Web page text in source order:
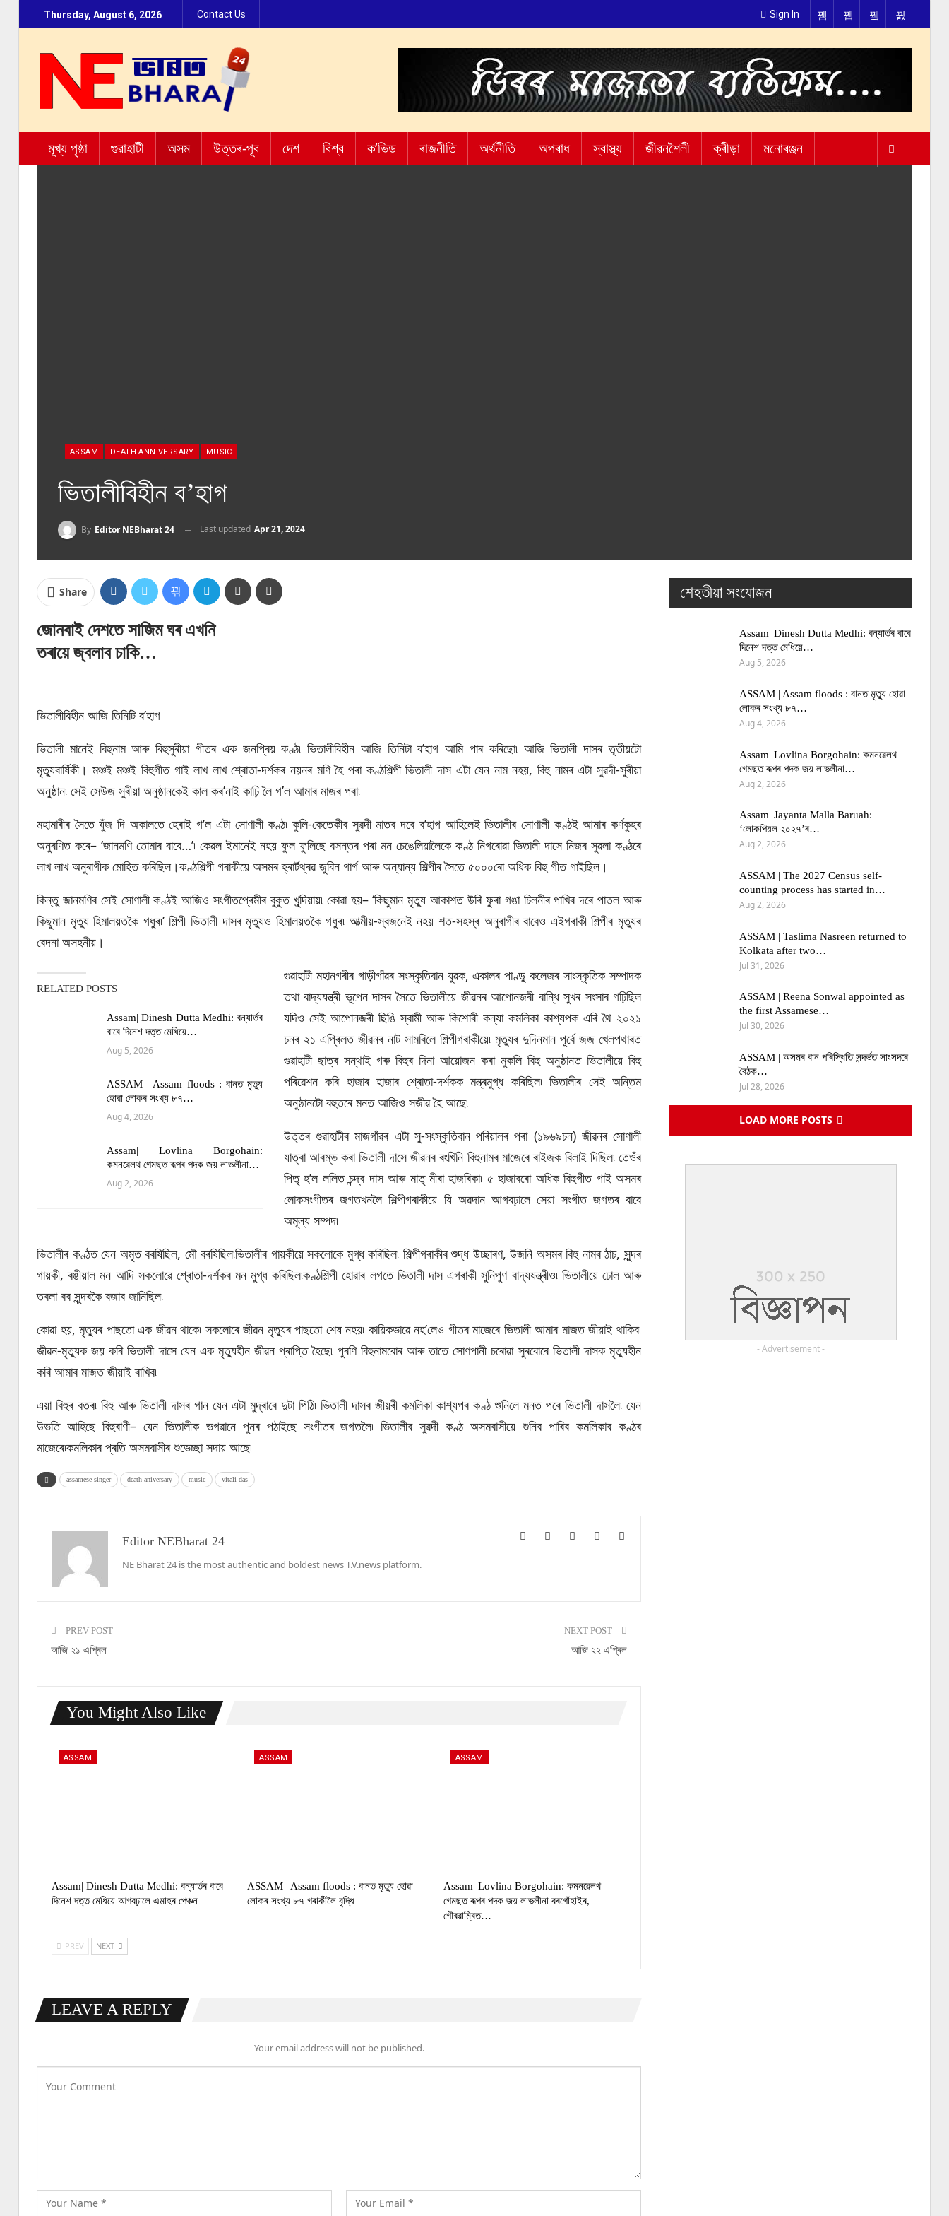
Sign In
Thursday, August 6, 2026 Contact Us
মূখ্য পৃষ্ঠা গুৱাহাটী অসম উত্তৰ-পূব দেশ বিশ্ব ক’ভিড ৰাজনীতি অৰ্থনীতি অপৰাধ স্বাস্থ্য জীৱনশৈলী ক্ৰীড়া মনোৰঞ্জন
ASSAM DEATH ANNIVERSARY MUSIC
ভিতালীবিহীন ব’হাগ
By Editor NEBharat 24 Last updated Apr 21, 2024
Share
জোনবাই দেশতে সাজিম ঘৰ এখনি
তৰায়ে জ্বলাব চাকি…
ভিতালীবিহীন আজি তিনিটি ব’হাগ
ভিতালী মানেই বিহুনাম আৰু বিহুসুৰীয়া গীতৰ এক জনপ্ৰিয় কণ্ঠ৷ ভিতালীবিহীন আজি তিনিটা ব’হাগ আমি পাৰ কৰিছো৷ আজি ভিতালী দাসৰ তৃতীয়টো
মৃত্যুবাৰ্ষিকী। মঞ্চই মঞ্চই বিহুগীত গাই লাখ লাখ শ্ৰোতা-দৰ্শকৰ নয়নৰ মণি হৈ পৰা কণ্ঠশিল্পী ভিতালী দাস এটা যেন নাম নহয়, বিহু নামৰ এটা সুৱদী-সুৰীয়া
অনুষ্ঠান৷ সেই সেউজ সুৰীয়া অনুষ্ঠানকেই কাল কৰ’নাই কাঢ়ি লৈ গ’ল আমাৰ মাজৰ পৰা৷
মহামাৰীৰ সৈতে যুঁজ দি অকালতে হেৰাই গ’ল এটা সোণালী কণ্ঠ৷ কুলি-কেতেকীৰ সুৱদী মাতৰ দৰে ব’হাগ আহিলেই ভিতালীৰ সোণালী কণ্ঠই আমাৰ কৰ্ণকুহৰ
অনুৰণিত কৰে– ‘জানমণি তোমাৰ বাবে…’৷ কেৱল ইমানেই নহয় ফুল ফুলিছে বসন্তৰ পৰা মন চেঙেলিয়ালৈকে কণ্ঠ নিগৰোৱা ভিতালী দাসে নিজৰ সুৱলা কণ্ঠৰে
লাখ লাখ অনুৰাগীক মোহিত কৰিছিল।কণ্ঠশিল্পী গৰাকীয়ে অসমৰ হ্ৰাৰ্টথ্ৰৱ জুবিন গাৰ্গ আৰু অন্যান্য শিল্পীৰ সৈতে ৫০০০ৰো অধিক বিহু গীত গাইছিল।
কিন্তু জানমণিৰ সেই সোণালী কণ্ঠই আজিও সংগীতপ্ৰেমীৰ বুকুত খুন্দিয়ায়৷ কোৱা হয়– ‘কিছুমান মৃত্যু আকাশত উৰি ফুৰা গঙা চিলনীৰ পাখিৰ দৰে পাতল আৰু
কিছুমান মৃত্যু হিমালয়তকৈ গধুৰ৷’ শিল্পী ভিতালী দাসৰ মৃত্যুও হিমালয়তকৈ গধুৰ৷ আত্মীয়-স্বজনেই নহয় শত-সহস্ৰ অনুৰাগীৰ বাবেও এইগৰাকী শিল্পীৰ মৃত্যুৰ
বেদনা অসহনীয়।
RELATED POSTS
Assam| Dinesh Dutta Medhi: বন্যাৰ্তৰ
বাবে দিনেশ দত্ত মেধিয়ে…
Aug 5, 2026
ASSAM | Assam floods : বানত মৃত্যু
হোৱা লোকৰ সংখ্য ৮৭…
Aug 4, 2026
Assam| Lovlina Borgohain:
কমনৱেলথ গেমছত ৰূপৰ পদক জয় লাভলীনা…
Aug 2, 2026
গুৱাহাটী মহানগৰীৰ গাড়ীগাঁৱৰ সংস্কৃতিবান যুৱক, একালৰ পাণ্ডু কলেজৰ সাংস্কৃতিক সম্পাদক
তথা বাদ্যযন্ত্ৰী ভূপেন দাসৰ সৈতে ভিতালীয়ে জীৱনৰ আপোনজৰী বান্ধি সুখৰ সংসাৰ গঢ়িছিল
যদিও সেই আপোনজৰী ছিঙি স্বামী আৰু কিশোৰী কন্যা কমলিকা কাশ্যপক এৰি থৈ ২০২১
চনৰ ২১ এপ্ৰিলত জীৱনৰ নাট সামৰিলে শিল্পীগৰাকীয়ে৷ মৃত্যুৰ দুদিনমান পূৰ্বে জজ খেলপথাৰত
গুৱাহাটী ছাত্ৰ সন্থাই গৰু বিহুৰ দিনা আয়োজন কৰা মুকলি বিহু অনুষ্ঠানত ভিতালীয়ে বিহু
পৰিৱেশন কৰি হাজাৰ হাজাৰ শ্ৰোতা-দৰ্শকক মন্ত্ৰমুগ্ধ কৰিছিল৷ ভিতালীৰ সেই অন্তিম
অনুষ্ঠানটো বহুতৰে মনত আজিও সজীৱ হৈ আছে৷
উত্তৰ গুৱাহাটীৰ মাজগাঁৱৰ এটা সু-সংস্কৃতিবান পৰিয়ালৰ পৰা (১৯৬৯চন) জীৱনৰ সোণালী
যাত্ৰা আৰম্ভ কৰা ভিতালী দাসে জীৱনৰ ৰংখিনি বিহুনামৰ মাজেৰে ৰাইজক বিলাই দিছিল৷ তেওঁৰ
পিতৃ হ’ল ললিত চন্দ্ৰ দাস আৰু মাতৃ মীৰা হাজৰিকা৷ ৫ হাজাৰৰো অধিক বিহুগীত গাই অসমৰ
লোকসংগীতৰ জগতখনলৈ শিল্পীগৰাকীয়ে যি অৱদান আগবঢ়ালে সেয়া সংগীত জগতৰ বাবে
অমূল্য সম্পদ৷
ভিতালীৰ কণ্ঠত যেন অমৃত বৰষিছিল, মৌ বৰষিছিল৷ভিতালীৰ গায়কীয়ে সকলোকে মুগ্ধ কৰিছিল৷ শিল্পীগৰাকীৰ শুদ্ধ উচ্ছাৰণ, উজনি অসমৰ বিহু নামৰ ঠাচ, সুন্দৰ
গায়কী, ৰঙীয়াল মন আদি সকলোৱে শ্ৰোতা-দৰ্শকৰ মন মুগ্ধ কৰিছিল৷কণ্ঠশিল্পী হোৱাৰ লগতে ভিতালী দাস এগৰাকী সুনিপুণ বাদ্যযন্ত্ৰীও৷ ভিতালীয়ে ঢোল আৰু
তবলা বৰ সুন্দৰকৈ বজাব জানিছিল৷
কোৱা হয়, মৃত্যুৰ পাছতো এক জীৱন থাকে৷ সকলোৰে জীৱন মৃত্যুৰ পাছতো শেষ নহয়৷ কায়িকভাৱে নহ’লেও গীতৰ মাজেৰে ভিতালী আমাৰ মাজত জীয়াই থাকিব৷
জীৱন-মৃত্যুক জয় কৰি ভিতালী দাসে যেন এক মৃত্যুহীন জীৱন প্ৰাপ্তি হৈছে৷ পুৰণি বিহুনামবোৰ আৰু তাতে সোণপানী চৰোৱা সুৰবোৰে ভিতালী দাসক মৃত্যুহীন
কৰি আমাৰ মাজত জীয়াই ৰাখিব৷
এয়া বিহুৰ বতৰ৷ বিহু আৰু ভিতালী দাসৰ গান যেন এটা মুদ্ৰাৰে দুটা পিঠি৷ ভিতালী দাসৰ জীয়ৰী কমলিকা কাশ্যপৰ কণ্ঠ শুনিলে মনত পৰে ভিতালী দাসলৈ৷ যেন
উভতি আহিছে বিহুৰাণী– যেন ভিতালীক ভগৱানে পুনৰ পঠাইছে সংগীতৰ জগতলৈ৷ ভিতালীৰ সুৱদী কণ্ঠ অসমবাসীয়ে শুনিব পাৰিব কমলিকাৰ কণ্ঠৰ
মাজেৰে৷কমলিকাৰ প্ৰতি অসমবাসীৰ শুভেচ্ছা সদায় আছে৷
assamese singer death aniversary music vitali das
Editor NEBharat 24
NE Bharat 24 is the most authentic and boldest news T.V.news platform.
PREV POST
আজি ২১ এপ্ৰিল
NEXT POST
আজি ২২ এপ্ৰিল
You Might Also Like
ASSAM
Assam| Dinesh Dutta Medhi: বন্যাৰ্তৰ বাবে
দিনেশ দত্ত মেধিয়ে আগবঢ়ালে এমাহৰ পেঞ্চন
ASSAM
ASSAM | Assam floods : বানত মৃত্যু হোৱা
লোকৰ সংখ্য ৮৭ গৰাকীলৈ বৃদ্ধি
ASSAM
Assam| Lovlina Borgohain: কমনৱেলথ
গেমছত ৰূপৰ পদক জয় লাভলীনা বৰগোঁহাইৰ,
গৌৰৱাম্বিত…
PREV NEXT
LEAVE A REPLY
Your email address will not be published.
শেহতীয়া সংযোজন
Assam| Dinesh Dutta Medhi: বন্যাৰ্তৰ বাবে
দিনেশ দত্ত মেধিয়ে…
Aug 5, 2026
ASSAM | Assam floods : বানত মৃত্যু হোৱা
লোকৰ সংখ্য ৮৭…
Aug 4, 2026
Assam| Lovlina Borgohain: কমনৱেলথ
গেমছত ৰূপৰ পদক জয় লাভলীনা…
Aug 2, 2026
Assam| Jayanta Malla Baruah:
‘লোকপিয়ল ২০২৭’ৰ…
Aug 2, 2026
ASSAM | The 2027 Census self-
counting process has started in…
Aug 2, 2026
ASSAM | Taslima Nasreen returned to
Kolkata after two…
Jul 31, 2026
ASSAM | Reena Sonwal appointed as
the first Assamese…
Jul 30, 2026
ASSAM | অসমৰ বান পৰিস্থিতি সন্দৰ্ভত সাংসদৰে
বৈঠক…
Jul 28, 2026
LOAD MORE POSTS
- Advertisement -